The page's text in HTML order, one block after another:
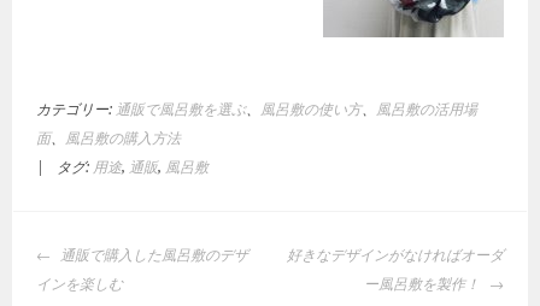
カテゴリー: 通販で風呂敷を選ぶ、 風呂敷の使い方、 風呂敷の活用場
面、 風呂敷の購入方法
タグ: 用途, 通販, 風呂敷
投
稿
通販で購入した風呂敷のデザ
インを楽しむ
好きなデザインがなければオーダ
ー風呂敷を製作！